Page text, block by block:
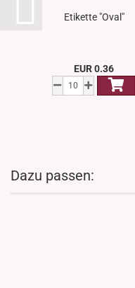
Etikette "Oval"
EUR 0.36
Dazu passen: